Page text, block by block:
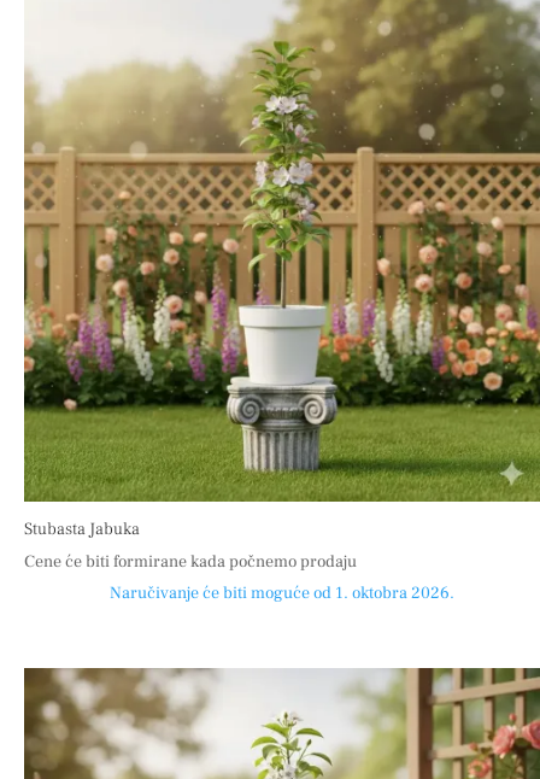
Stubasta Jabuka
Cene će biti formirane kada počnemo prodaju
Naručivanje će biti moguće od 1. oktobra 2026.